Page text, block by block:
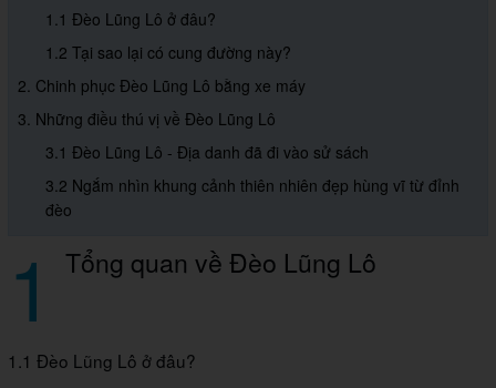
1.1 Đèo Lũng Lô ở đâu?
1.2 Tại sao lại có cung đường này?
2. Chinh phục Đèo Lũng Lô bằng xe máy
3. Những điều thú vị về Đèo Lũng Lô
3.1 Đèo Lũng Lô - Địa danh đã đi vào sử sách
3.2 Ngắm nhìn khung cảnh thiên nhiên đẹp hùng vĩ từ đỉnh
đèo
1 Tổng quan về Đèo Lũng Lô
1.1 Đèo Lũng Lô ở đâu?